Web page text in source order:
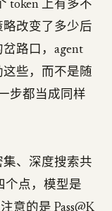
token 上有多不
改变了多少后
路口，agent
些，而不是随
步都当成同样
、深度搜索共
个点，模型是
意的是 Pass@K